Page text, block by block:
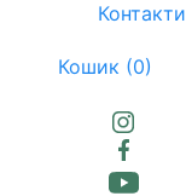
Контакти
Кошик (0)